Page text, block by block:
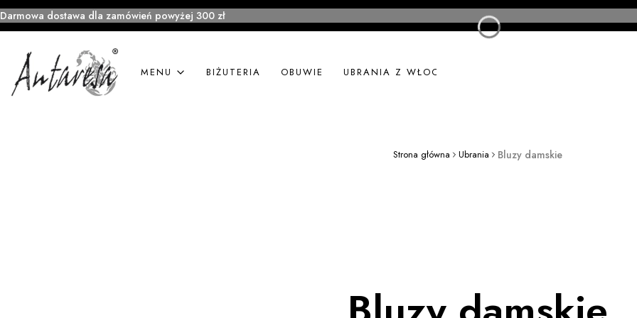
Darmowa dostawa dla zamówień powyżej 300 zł
MENU BIŻUTERIA OBUWIE UBRANIA Z WŁOCH
Strona główna Ubrania Bluzy damskie